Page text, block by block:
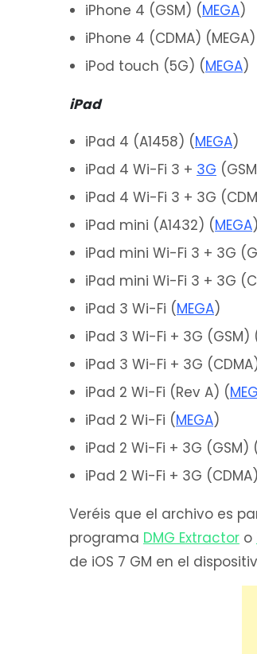
iPhone 4 (GSM) (MEGA)
iPhone 4 (CDMA) (MEGA)
iPod touch (5G) (MEGA)
iPad
iPad 4 (A1458) (MEGA)
iPad 4 Wi-Fi 3 + 3G
iPad 4 Wi-Fi 3 + 3G
iPad mini (A1432) (MEGA)
iPad mini Wi-Fi 3 + 3G
iPad mini Wi-Fi 3 + 3G
iPad 3 Wi-Fi (MEGA)
iPad 3 Wi-Fi + 3G (GSM)
iPad 3 Wi-Fi + 3G
iPad 2 Wi-Fi (Rev A) (
iPad 2 Wi-Fi (MEGA)
iPad 2 Wi-Fi + 3G (GSM) (
iPad 2 Wi-Fi + 3G
Veréis que el archivo es
programa DMG Extractor o
de iOS 7 GM en el